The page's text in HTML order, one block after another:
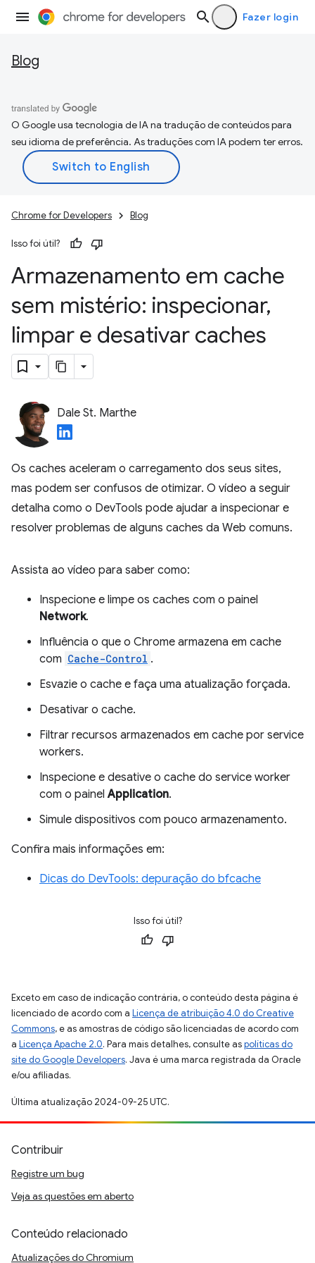
Fazer login
Blog
O Google usa tecnologia de IA na tradução de conteúdos para
seu idioma de preferência. As traduções com IA podem ter erros.
Chrome for Developers Blog
Isso foi útil?
Armazenamento em cache
sem mistério: inspecionar,
limpar e desativar caches
Dale St. Marthe
Os caches aceleram o carregamento dos seus sites,
mas podem ser confusos de otimizar. O vídeo a seguir
detalha como o DevTools pode ajudar a inspecionar e
resolver problemas de alguns caches da Web comuns.
Assista ao vídeo para saber como:
Inspecione e limpe os caches com o painel
Network.
Influência o que o Chrome armazena em cache
com Cache-Control .
Esvazie o cache e faça uma atualização forçada.
Desativar o cache.
Filtrar recursos armazenados em cache por service
workers.
Inspecione e desative o cache do service worker
com o painelApplication.
Simule dispositivos com pouco armazenamento.
Confira mais informações em:
Dicas do DevTools: depuração do bfcache
Isso foi útil?
Exceto em caso de indicação contrária, o conteúdo desta página é
licenciado de acordo com a Licença de atribuição 4.0 do Creative
Commons, e as amostras de código são licenciadas de acordo com
a Licença Apache 2.0. Para mais detalhes, consulte aspolíticas do
site do Google Developers. Java é uma marca registrada da Oracle
e/ou afiliadas.
Última atualização 2024-09-25 UTC.
Contribuir
Registre um bug
Veja as questões em aberto
Conteúdo relacionado
Atualizações do Chromium